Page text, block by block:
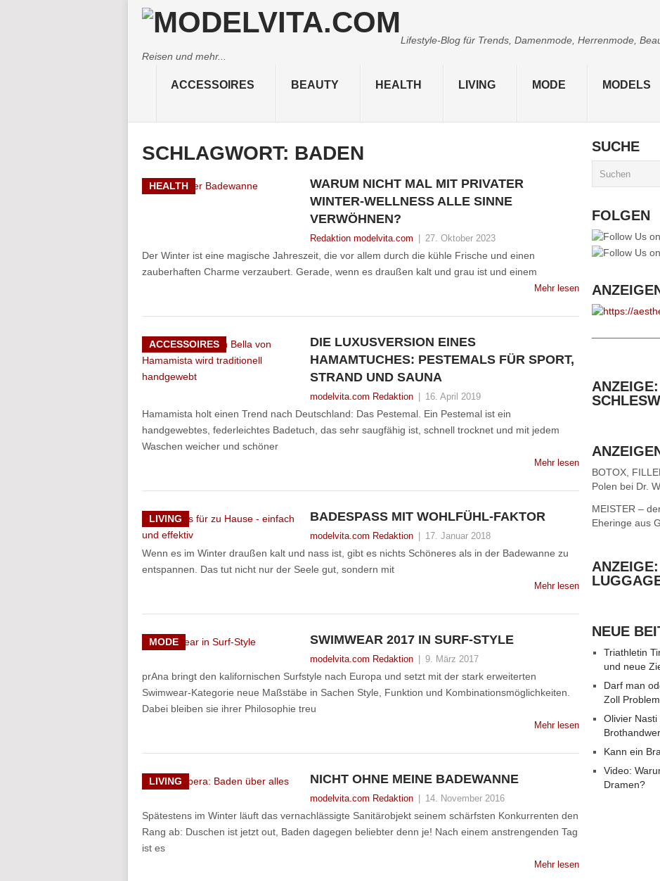
Lifestyle-Blog für Trends, Damenmode, Herrenmode,
Reisen und mehr...
ACCESSOIRES BEAUTY HEALTH LIVING MODE MODELS
SCHLAGWORT: BADEN
HEALTH
WARUM NICHT MAL MIT PRIVATER
WINTER-WELLNESS ALLE SINNE
VERWÖHNEN?
Redaktion modelvita.com 27. Oktober 2023
Der Winter ist eine magische Jahreszeit, die vor allem durch die kühle Frische und einen
zauberhaften Charme verzaubert. Gerade, wenn es draußen kalt und grau ist und einem
Mehr lesen
ACCESSOIRES
DIE LUXUSVERSION EINES
HAMAMTUCHES: PESTEMALS FÜR SPORT,
STRAND UND SAUNA
modelvita.com Redaktion 16. April 2019
Hamamista holt einen Trend nach Deutschland: Das Pestemal. Ein Pestemal ist ein
handgewebtes, federleichtes Badetuch, das sehr saugfähig ist, schnell trocknet und mit jedem
Waschen weicher und schöner
Mehr lesen
LIVING BADESPASS MIT WOHLFÜHL-FAKTOR
modelvita.com Redaktion 17. Januar 2018
Wenn es im Winter draußen kalt und nass ist, gibt es nichts Schöneres als in der Badewanne zu
entspannen. Das tut nicht nur der Seele gut, sondern mit
Mehr lesen
MODE SWIMWEAR 2017 IN SURF-STYLE
modelvita.com Redaktion 9. März 2017
prAna bringt den kalifornischen Surfstyle nach Europa und setzt mit der stark erweiterten
Swimwear-Kategorie neue Maßstäbe in Sachen Style, Funktion und Kombinationsmöglichkeiten.
Dabei bleiben sie ihrer Philosophie treu
Mehr lesen
LIVING NICHT OHNE MEINE BADEWANNE
modelvita.com Redaktion 14. November 2016
Spätestens im Winter läuft das vernachlässigte Sanitärobjekt seinem schärfsten Konkurrenten den
Rang ab: Duschen ist jetzt out, Baden dagegen beliebter denn je! Nach einem anstrengenden Tag
ist es
Mehr lesen
SUCHE
FOLGEN
BOTOX,
Polen bei Dr.
MEISTER –
Eheringe aus
NEUE
Triathletin
und neue
Darf man
Zoll
Olivier
Kann ein
Video:
Dramen?